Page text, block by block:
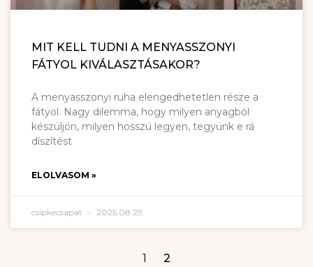
MIT KELL TUDNI A MENYASSZONYI
FÁTYOL KIVÁLASZTÁSAKOR?
A menyasszonyi ruha elengedhetetlen része a
fátyol. Nagy dilemma, hogy milyen anyagból
készüljön, milyen hosszú legyen, tegyünk e rá
díszítést
ELOLVASOM »
csipkecsapat 2025.08.29.
1 2